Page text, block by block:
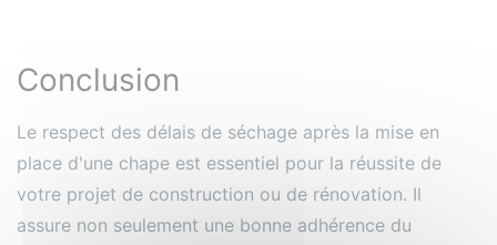
Conclusion
Le respect des délais de séchage après la mise en
place d'une chape est essentiel pour la réussite de
votre projet de construction ou de rénovation. Il
assure non seulement une bonne adhérence du